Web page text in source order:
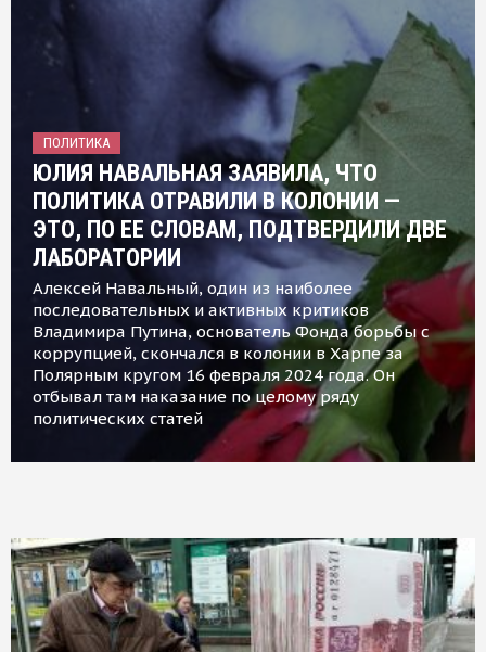
ПОЛИТИКА
ЮЛИЯ НАВАЛЬНАЯ ЗАЯВИЛА, ЧТО
ПОЛИТИКА ОТРАВИЛИ В КОЛОНИИ —
ЭТО, ПО ЕЕ СЛОВАМ, ПОДТВЕРДИЛИ ДВЕ
ЛАБОРАТОРИИ
Алексей Навальный, один из наиболее
последовательных и активных критиков
Владимира Путина, основатель Фонда борьбы с
коррупцией, скончался в колонии в Харпе за
Полярным кругом 16 февраля 2024 года. Он
отбывал там наказание по целому ряду
политических статей